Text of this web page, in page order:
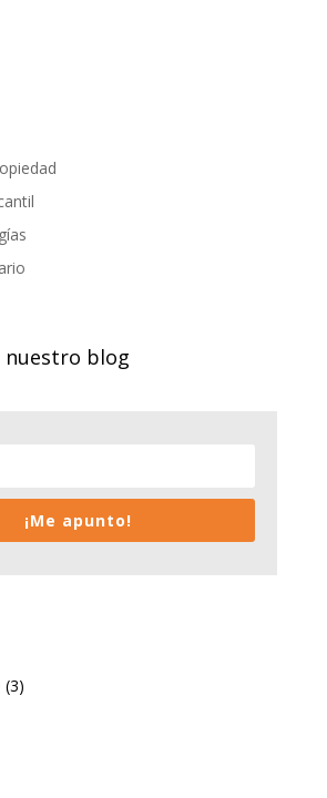
nuestro blog
¡Me apunto!
(3)